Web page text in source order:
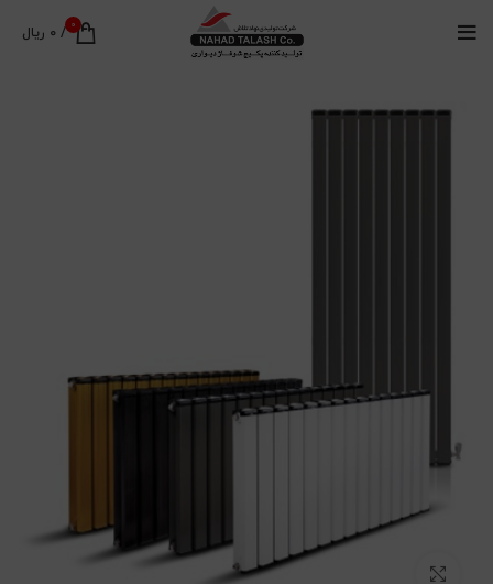
0
/
0 ریال